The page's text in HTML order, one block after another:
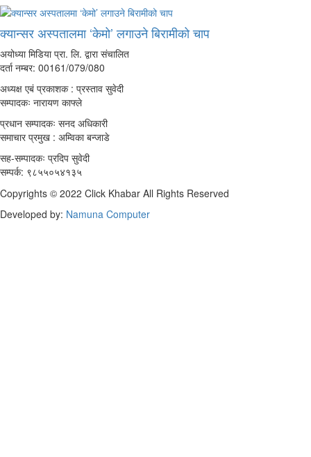
क्यान्सर अस्पतालमा ‘केमो’ लगाउने बिरामीको चाप
अयोध्या मिडिया प्रा. लि. द्वारा संचालित
दर्ता नम्बर: 00161/079/080
अध्यक्ष एबं प्रकाशक : प्रस्ताव सुवेदी
सम्पादकः नारायण काफ्ले
प्रधान सम्पादकः सनद अधिकारी
समाचार प्रमुख : अम्विका बन्जाडे
सह-सम्पादकः प्रदिप सुवेदी
सम्पर्क: ९८५५०५४१३५
Copyrights © 2022 Click Khabar All Rights Reserved
Developed by: Namuna Computer